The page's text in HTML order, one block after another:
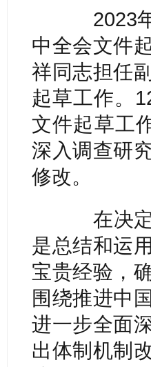
2023年
中全会文件
祥同志担任
起草工作。
文件起草工
深入调查研
修改。
在决定
是总结和运
宝贵经验，
围绕推进中
进一步全面
出体制机制